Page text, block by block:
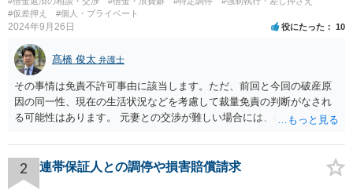
#仮差押え
#個人・プライベート
2024年9月26日 役にたった 10
髙橋 俊太 弁護士
その事情は免責不許可事由に該当します。ただ、前回と今回の破産原
因の同一性、現在の生活状況などを考慮して裁量免責の判断がなされ
る可能性はあります。 元妻との交渉が難しい場合には、破産も検討な
証役場に伝える事柄ではありません。
2 連帯保証人との調停や損害賠償請求